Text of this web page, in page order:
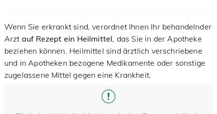
Wenn Sie erkrankt sind, verordnet Ihnen Ihr behandelnder
Arzt auf Rezept ein Heilmittel, das Sie in der Apotheke
beziehen können. Heilmittel sind ärztlich verschriebene
und in Apotheken bezogene Medikamente oder sonstige
zugelassene Mittel gegen eine Krankheit.